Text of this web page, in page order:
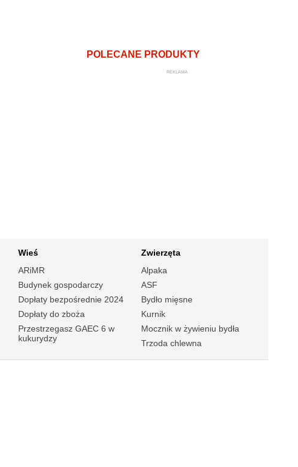
POLECANE PRODUKTY
REKLAMA
Wieś
ARiMR
Budynek gospodarczy
Dopłaty bezpośrednie 2024
Dopłaty do zboża
Przestrzegasz GAEC 6 w
kukurydzy
Zwierzęta
Alpaka
ASF
Bydło mięsne
Kurnik
Mocznik w żywieniu bydła
Trzoda chlewna